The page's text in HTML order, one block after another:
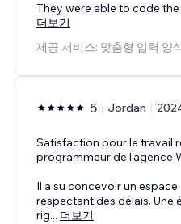
They were able to code
더보기
제공 서비스: 맞춤형 입력 양
5 Jordan
Satisfaction pour le travail
programmeur de l'agence
Il a su concevoir un
respectant des délais. Une
rig... 더보기